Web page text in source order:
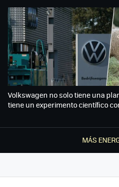
MÁS
Volkswagen no solo tiene una
tiene un experimento científico